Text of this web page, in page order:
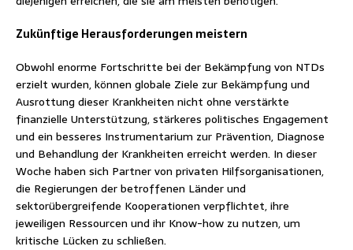
Zukünftige Herausforderungen meistern
Obwohl enorme Fortschritte bei der Bekämpfung von NTDs
erzielt wurden, können globale Ziele zur Bekämpfung und
Ausrottung dieser Krankheiten nicht ohne verstärkte
finanzielle Unterstützung, stärkeres politisches Engagement
und ein besseres Instrumentarium zur Prävention, Diagnose
und Behandlung der Krankheiten erreicht werden. In dieser
Woche haben sich Partner von privaten Hilfsorganisationen,
die Regierungen der betroffenen Länder und
sektorübergreifende Kooperationen verpflichtet, ihre
jeweiligen Ressourcen und ihr Know-how zu nutzen, um
kritische Lücken zu schließen.